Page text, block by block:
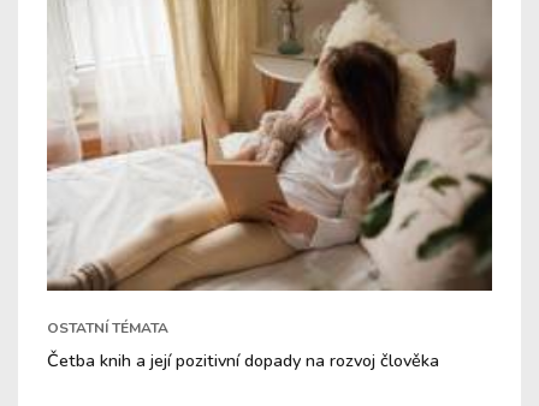
OSTATNÍ TÉMATA
Četba knih a její pozitivní dopady na rozvoj člověka